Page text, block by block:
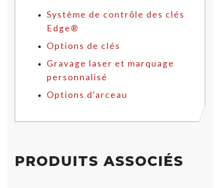
Système de contrôle des clés
Edge®
Options de clés
Gravage laser et marquage
personnalisé
Options d'arceau
PRODUITS ASSOCIÉS